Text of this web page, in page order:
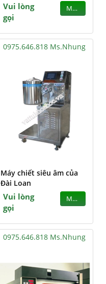
Vui lòng
gọi
MUA
0975.646.818 Ms.Nhung
Máy chiết siêu âm của
Đài Loan
Vui lòng
gọi
MUA
0975.646.818 Ms.Nhung